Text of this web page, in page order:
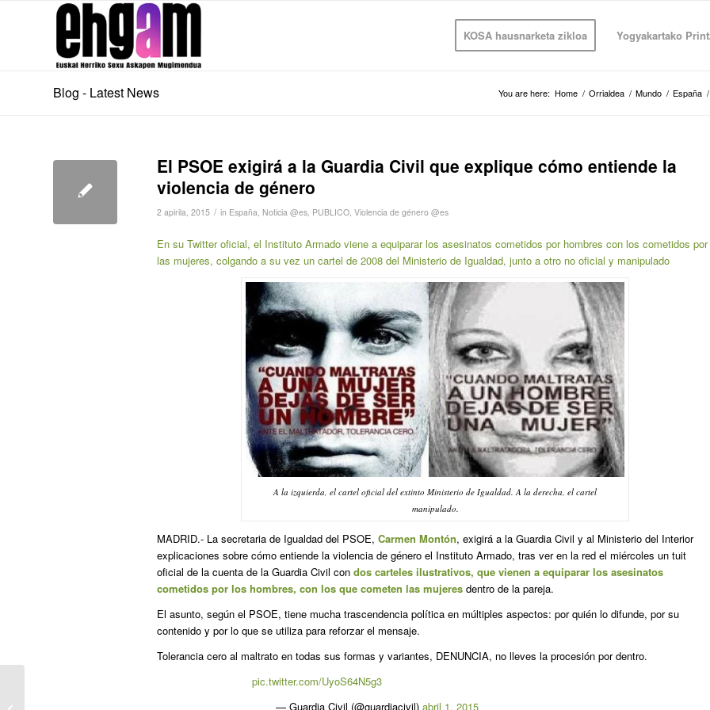
KOSA hausnarketa zikloa Yogyakartako
Blog - Latest News You are here: Home / Orrialdea / Mundo / España /
El PSOE exigirá a la Guardia Civil que explique cómo entiende la
violencia de género
2 apirila, 2015 / in España, Noticia @es, PUBLICO, Violencia de género @es
En su Twitter oficial, el Instituto Armado viene a equiparar los asesinatos cometidos por hombres con los cometidos por
las mujeres, colgando a su vez un cartel de 2008 del Ministerio de Igualdad, junto a otro no oficial y manipulado
A la izquierda, el cartel oficial del extinto Ministerio de Igualdad. A la derecha, el cartel
manipulado.
MADRID.- La secretaria de Igualdad del PSOE, Carmen Montón, exigirá a la Guardia Civil y al Ministerio del Interior
explicaciones sobre cómo entiende la violencia de género el Instituto Armado, tras ver en la red el miércoles un tuit
oficial de la cuenta de la Guardia Civil con dos carteles ilustrativos, que vienen a equiparar los asesinatos
cometidos por los hombres, con los que cometen las mujeres dentro de la pareja.
El asunto, según el PSOE, tiene mucha trascendencia política en múltiples aspectos: por quién lo difunde, por su
contenido y por lo que se utiliza para reforzar el mensaje.
Tolerancia cero al maltrato en todas sus formas y variantes, DENUNCIA, no lleves la procesión por dentro.
pic.twitter.com/UyoS64N5g3
— Guardia Civil (@guardiacivil) abril 1, 2015